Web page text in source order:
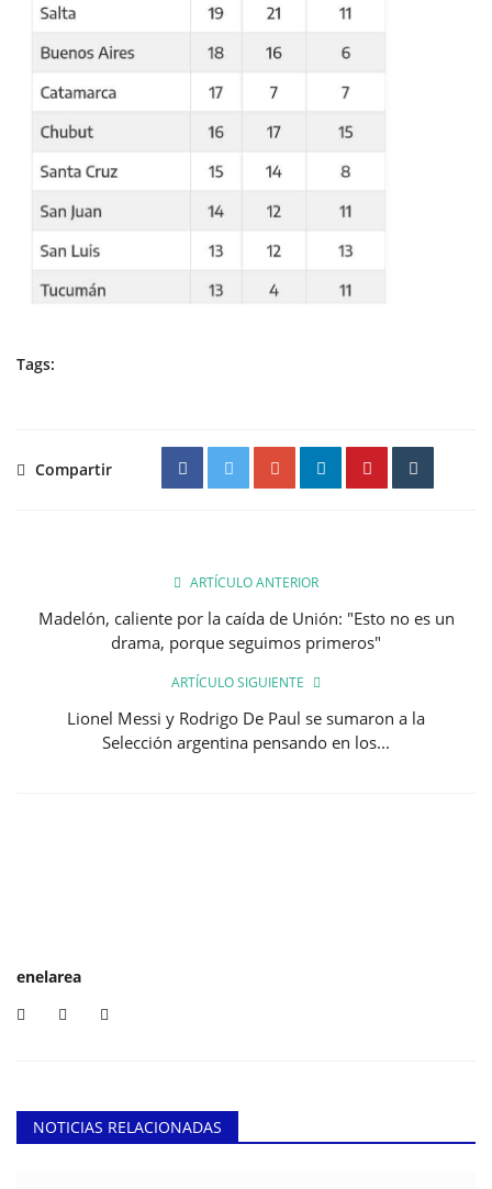
Tags:
Compartir
ARTÍCULO ANTERIOR
Madelón, caliente por la caída de Unión: "Esto no es un
drama, porque seguimos primeros"
ARTÍCULO SIGUIENTE
Lionel Messi y Rodrigo De Paul se sumaron a la
Selección argentina pensando en los...
enelarea
NOTICIAS RELACIONADAS